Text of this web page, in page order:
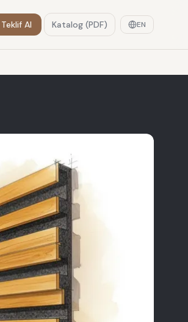
Teklif Al Katalog (PDF) EN